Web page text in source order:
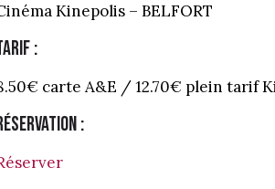
Kinepolis – BELFORT
:
carte A&E / 12.70€ plein tarif
: